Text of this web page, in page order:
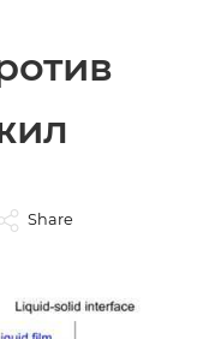
Share